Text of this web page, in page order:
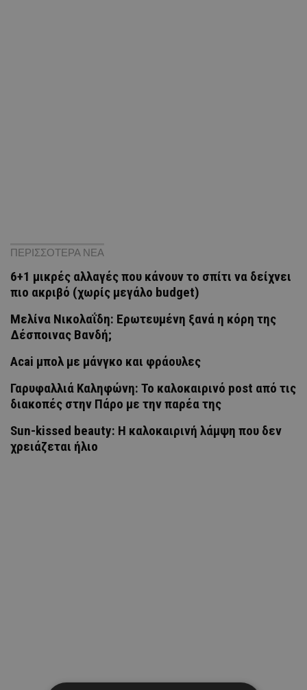
ΠΕΡΙΣΣΟΤΕΡΑ ΝΕΑ
6+1 μικρές αλλαγές που κάνουν το σπίτι να δείχνει
πιο ακριβό (χωρίς μεγάλο budget)
Μελίνα Νικολαΐδη: Ερωτευμένη ξανά η κόρη της
Δέσποινας Βανδή;
Acai μπολ με μάνγκο και φράουλες
Γαρυφαλλιά Καληφώνη: To καλοκαιρινό post από τις
διακοπές στην Πάρο με την παρέα της
Sun-kissed beauty: Η καλοκαιρινή λάμψη που δεν
χρειάζεται ήλιο